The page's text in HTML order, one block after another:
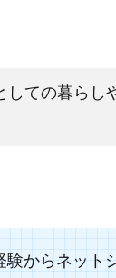
しての暮らし
験からネット